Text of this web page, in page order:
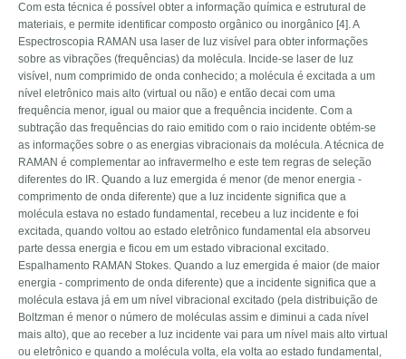
Com esta técnica é possível obter a informação química e estrutural de
materiais, e permite identificar composto orgânico ou inorgânico [4]. A
Espectroscopia RAMAN usa laser de luz visível para obter informações
sobre as vibrações (frequências) da molécula. Incide-se laser de luz
visível, num comprimido de onda conhecido; a molécula é excitada a um
nível eletrônico mais alto (virtual ou não) e então decai com uma
frequência menor, igual ou maior que a frequência incidente. Com a
subtração das frequências do raio emitido com o raio incidente obtém-se
as informações sobre o as energias vibracionais da molécula. A técnica de
RAMAN é complementar ao infravermelho e este tem regras de seleção
diferentes do IR. Quando a luz emergida é menor (de menor energia -
comprimento de onda diferente) que a luz incidente significa que a
molécula estava no estado fundamental, recebeu a luz incidente e foi
excitada, quando voltou ao estado eletrônico fundamental ela absorveu
parte dessa energia e ficou em um estado vibracional excitado.
Espalhamento RAMAN Stokes. Quando a luz emergida é maior (de maior
energia - comprimento de onda diferente) que a incidente significa que a
molécula estava já em um nível vibracional excitado (pela distribuição de
Boltzman é menor o número de moléculas assim e diminui a cada nível
mais alto), que ao receber a luz incidente vai para um nível mais alto virtual
ou eletrônico e quando a molécula volta, ela volta ao estado fundamental,